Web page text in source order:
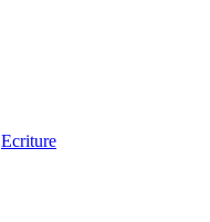
Ecriture